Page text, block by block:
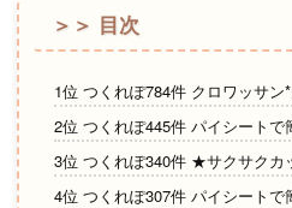
＞＞ 目次
1位 つくれぽ784件 クロワッサ
2位 つくれぽ445件 パイシート
3位 つくれぽ340件 ★サクサク
4位 つくれぽ307件 パイシート